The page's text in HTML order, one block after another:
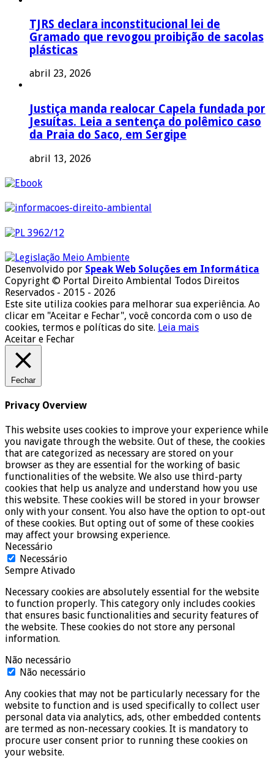
TJRS declara inconstitucional lei de
Gramado que revogou proibição de sacolas
plásticas
abril 23, 2026
Justiça manda realocar Capela fundada por
Jesuítas. Leia a sentença do polêmico caso
da Praia do Saco, em Sergipe
abril 13, 2026
Desenvolvido por Speak Web Soluções em Informática
Copyright © Portal Direito Ambiental Todos Direitos
Reservados - 2015 - 2026
Este site utiliza cookies para melhorar sua experiência. Ao
clicar em "Aceitar e Fechar", você concorda com o uso de
cookies, termos e políticas do site. Leia mais
Aceitar e Fechar
Fechar
Privacy Overview
This website uses cookies to improve your experience while
you navigate through the website. Out of these, the cookies
that are categorized as necessary are stored on your
browser as they are essential for the working of basic
functionalities of the website. We also use third-party
cookies that help us analyze and understand how you use
this website. These cookies will be stored in your browser
only with your consent. You also have the option to opt-out
of these cookies. But opting out of some of these cookies
may affect your browsing experience.
Necessário
Necessário
Sempre Ativado
Necessary cookies are absolutely essential for the website
to function properly. This category only includes cookies
that ensures basic functionalities and security features of
the website. These cookies do not store any personal
information.
Não necessário
Não necessário
Any cookies that may not be particularly necessary for the
website to function and is used specifically to collect user
personal data via analytics, ads, other embedded contents
are termed as non-necessary cookies. It is mandatory to
procure user consent prior to running these cookies on
your website.